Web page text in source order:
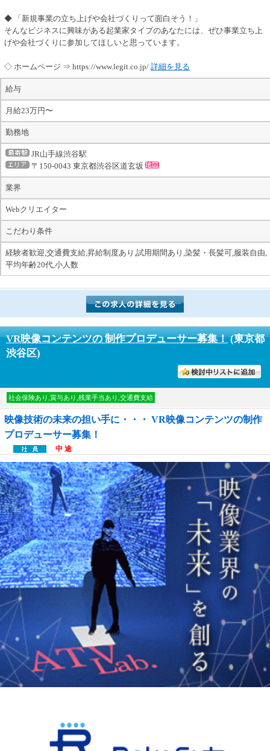
◆ 「新規事業の立ち上げや会社づくりって面白そう！」
そんなビジネスに興味がある起業家タイプのあなたには、ぜひ事業立ち上
げや会社づくりに参加してほしいと思っています。
◇ ホームページ ⇒ https://www.legit.co.jp/ 詳細を見る
給与
月給23万円〜
勤務地
JR山手線渋谷駅
〒150-0043 東京都渋谷区道玄坂
業界
Webクリエイター
こだわり条件
経験者歓迎,交通費支給,昇給制度あり,試用期間あり,染髪・長髪可,服装自由,
平均年齢20代,小人数
VR映像コンテンツの 制作プロデューサー募集！(東京都
渋谷区)
社会保険あり,賞与あり,残業手当あり,交通費支給
映像技術の未来の担い手に・・・ VR映像コンテンツの制作
プロデューサー募集！
中 途